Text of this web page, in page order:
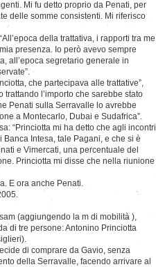
Mi fu detto proprio da Penati, per
delle somme consistenti. Mi riferisco
della trattativa, i rapporti tra me
presenza. Io però avevo sempre
all’epoca segretario generale in
che partecipava alle trattative”,
l’importo che sarebbe stato
Penati sulla Serravalle lo avrebbe
a Montecarlo, Dubai e Sudafrica”.
“Princiotta mi ha detto che agli incontri
Intesa, tale Pagani, e che si è
e Vimercati, una percentuale del
Princiotta mi disse che nella riunione
E ora anche Penati.
(aggiungendo la m di mobilità ),
di tre persone: Antonino Princiotta
di comprare da Gavio, senza
della Serravalle, facendo arrivare al